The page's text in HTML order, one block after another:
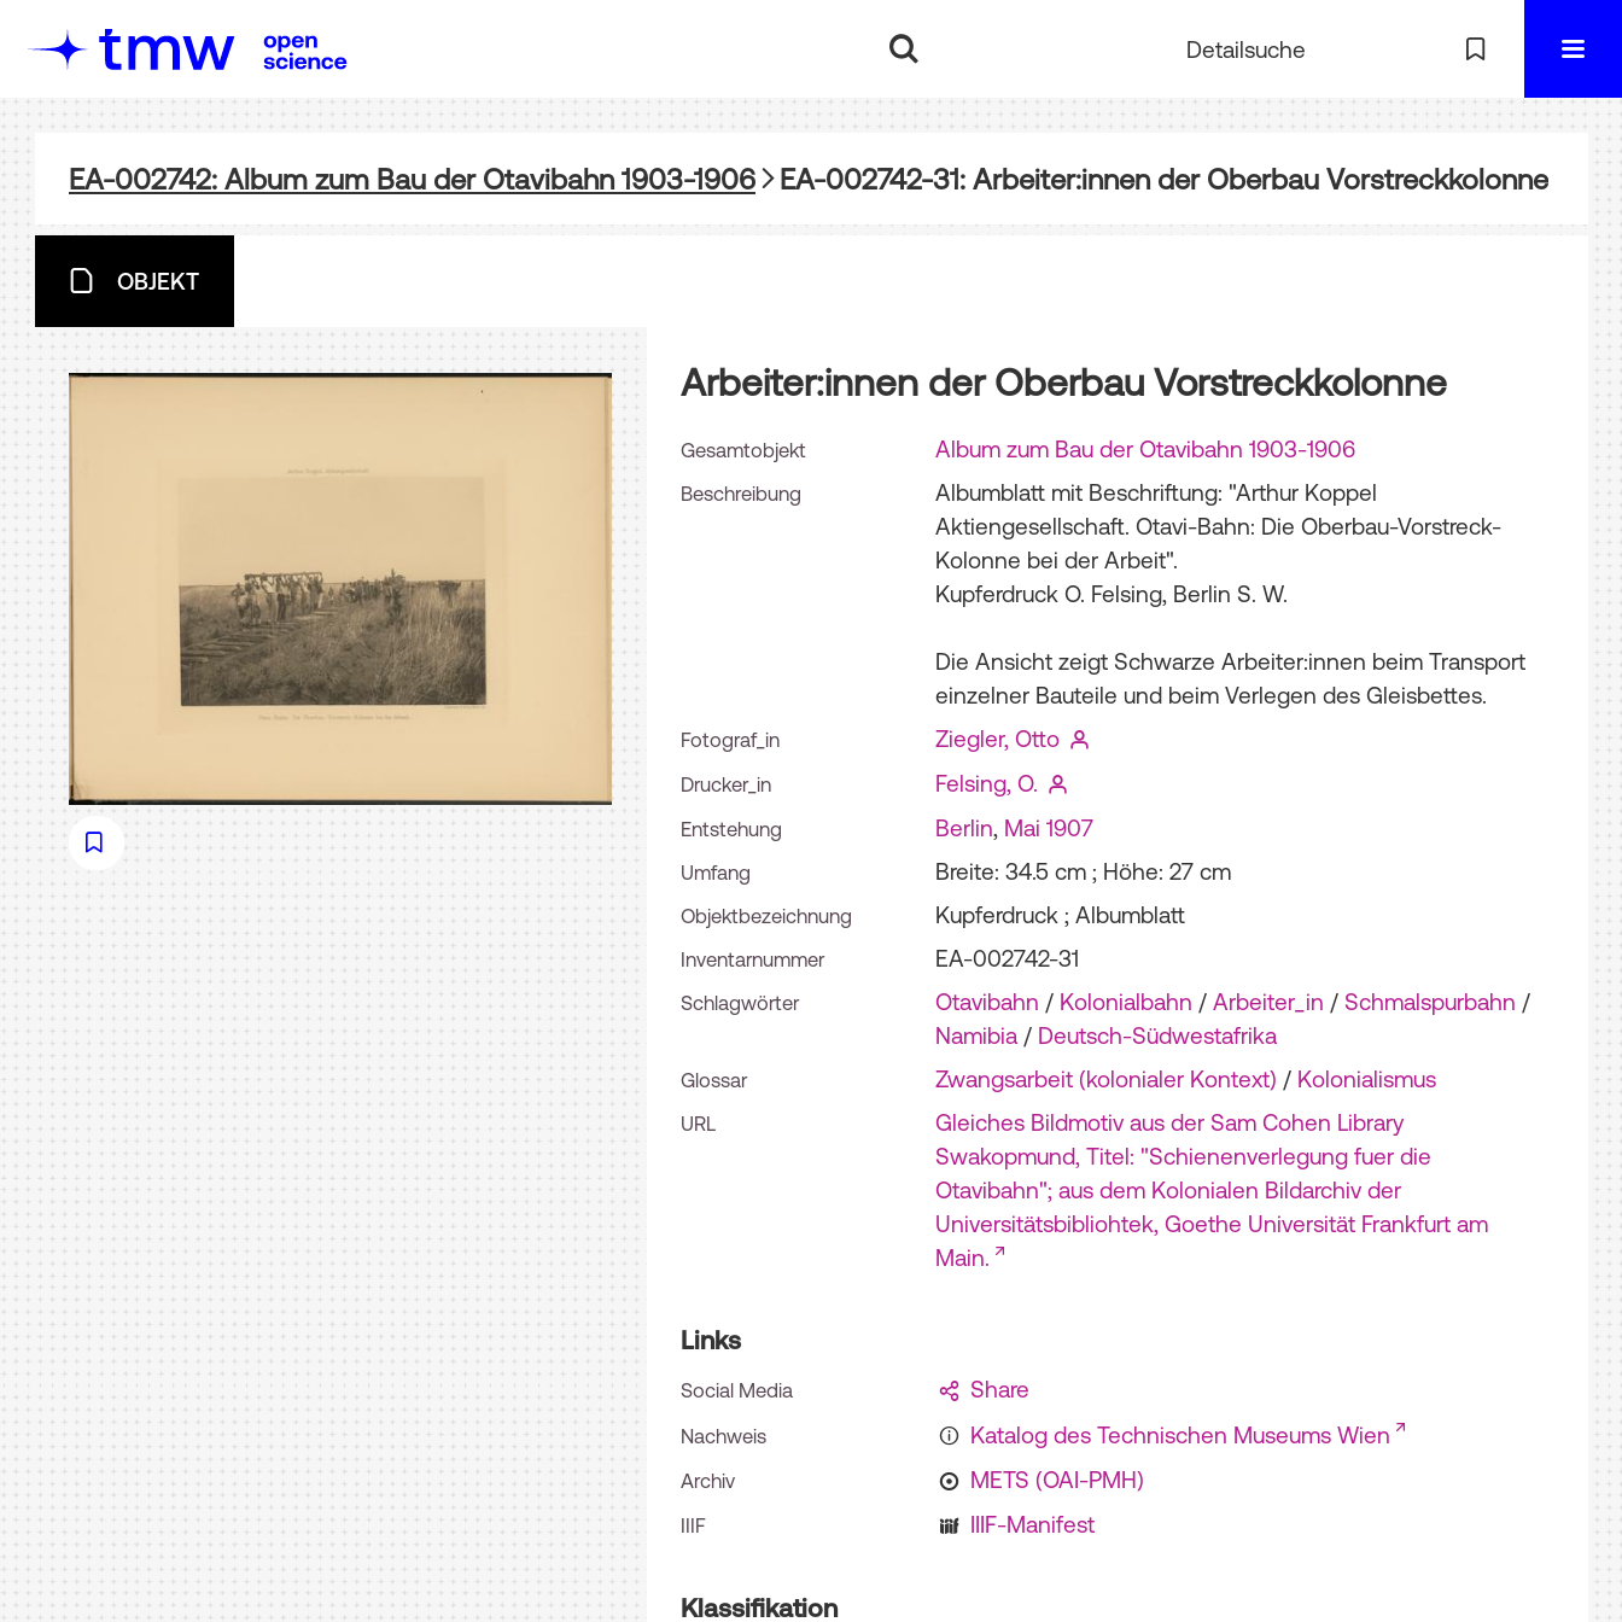
Detailsuche
EA-002742: Album zum Bau der Otavibahn 1903-1906 EA-002742-31: Arbeiter:innen der Oberbau Vorstreckkolonne
OBJEKT
Arbeiter:innen der Oberbau Vorstreckkolonne
Gesamtobjekt Album zum Bau der Otavibahn 1903-1906
Beschreibung
Albumblatt mit Beschriftung: "Arthur Koppel
Aktiengesellschaft. Otavi-Bahn: Die Oberbau-Vorstreck-
Kolonne bei der Arbeit".
Kupferdruck O. Felsing, Berlin S. W.
Die Ansicht zeigt Schwarze Arbeiter:innen beim Transport
einzelner Bauteile und beim Verlegen des Gleisbettes.
Fotograf_in Ziegler, Otto
Drucker_in Felsing, O.
Entstehung Berlin, Mai 1907
Umfang Breite: 34.5 cm ; Höhe: 27 cm
Objektbezeichnung Kupferdruck ; Albumblatt
Inventarnummer EA-002742-31
Schlagwörter Otavibahn / Kolonialbahn / Arbeiter_in / Schmalspurbahn /
Namibia / Deutsch-Südwestafrika
Glossar Zwangsarbeit (kolonialer Kontext) / Kolonialismus
URL
Gleiches Bildmotiv aus der Sam Cohen Library
Swakopmund, Titel: "Schienenverlegung fuer die
Otavibahn"; aus dem Kolonialen Bildarchiv der
Universitätsbibliohtek, Goethe Universität Frankfurt am
Main.
Links
Social Media Share
Nachweis Katalog des Technischen Museums Wien
Archiv METS (OAI-PMH)
IIIF IIIF-Manifest
Klassifikation